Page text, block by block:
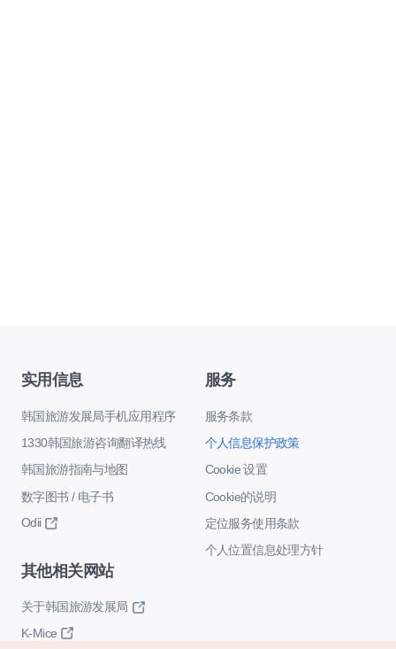
实用信息
韩国旅游发展局手机应用程序
1330韩国旅游咨询翻译热线
韩国旅游指南与地图
数字图书 / 电子书
Odii
服务
服务条款
个人信息保护政策
Cookie 设置
Cookie的说明
定位服务使用条款
个人位置信息处理方针
其他相关网站
关于韩国旅游发展局
K-Mice